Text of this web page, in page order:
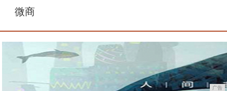
微商
广告